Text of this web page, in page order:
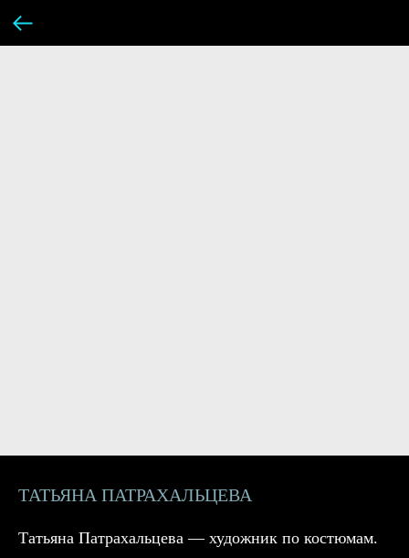
ТАТЬЯНА ПАТРАХАЛЬЦЕВА
Татьяна Патрахальцева — художник по костюмам.